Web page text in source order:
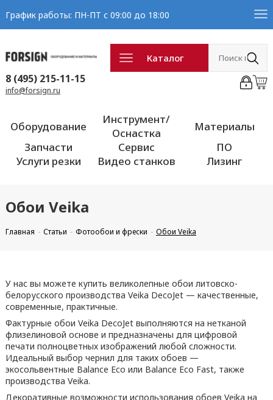
График работы: ПН-ПТ с 09:00 до 18:00
Каталог
8 (495) 215-11-15
info@forsign.ru
Оборудование
Инструмент/
Оснастка
Материалы
Запчасти
Сервис
ПО
Услуги резки
Видео станков Лизинг
Обои Veika
Главная Статьи Фотообои и фрески Обои Veika
У нас вы можете купить великолепные обои литовско-
белорусского производства Veika DecoJet — качественные,
современные, практичные.
Фактурные обои Veika DecoJet выполняются на нетканой
флизелиновой основе и предназначены для цифровой
печати полноцветных изображений любой сложности.
Идеальный выбор чернил для таких обоев —
экосольвентные Balance Eco или Balance Eco Fast, также
производства Veika.
Декоративные возможности использования обоев Veika на